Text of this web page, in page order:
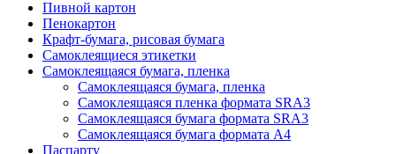
Пивной картон
Пенокартон
Крафт-бумага, рисовая бумага
Самоклеящиеся этикетки
Самоклеящаяся бумага, пленка
Самоклеящаяся бумага, пленка
Самоклеящаяся пленка формата SRА3
Самоклеящаяся бумага формата SRА3
Самоклеящаяся бумага формата А4
Паспарту